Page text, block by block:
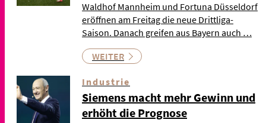
Waldhof Mannheim und Fortuna Düsseldorf
eröffnen am Freitag die neue Drittliga-
Saison. Danach greifen aus Bayern auch …
WEITER
Industrie
Siemens macht mehr Gewinn und
erhöht die Prognose